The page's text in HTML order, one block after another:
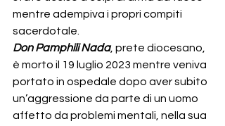
mentre adempiva i propri compiti
sacerdotale.
Don Pamphili Nada, prete diocesano,
è morto il 19 luglio 2023 mentre veniva
portato in ospedale dopo aver subito
un’aggressione da parte di un uomo
affetto da problemi mentali, nella sua